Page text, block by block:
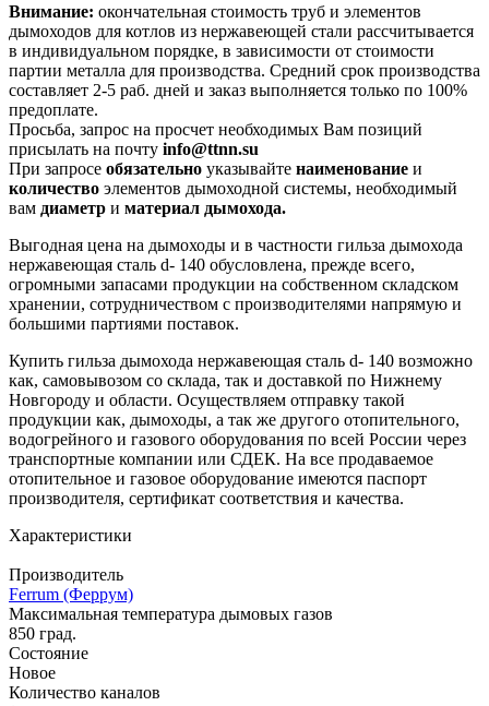
Внимание: окончательная стоимость труб и элементов
дымоходов для котлов из нержавеющей стали рассчитывается
в индивидуальном порядке, в зависимости от стоимости
партии металла для производства. Средний срок производства
составляет 2-5 раб. дней и заказ выполняется только по 100%
предоплате.
Просьба, запрос на просчет необходимых Вам позиций
присылать на почту info@ttnn.su
При запросе обязательно указывайте наименование и
количество элементов дымоходной системы, необходимый
вам диаметр и материал дымохода.
Выгодная цена на дымоходы и в частности гильза дымохода
нержавеющая сталь d- 140 обусловлена, прежде всего,
огромными запасами продукции на собственном складском
хранении, сотрудничеством с производителями напрямую и
большими партиями поставок.
Купить гильза дымохода нержавеющая сталь d- 140 возможно
как, самовывозом со склада, так и доставкой по Нижнему
Новгороду и области. Осуществляем отправку такой
продукции как, дымоходы, а так же другого отопительного,
водогрейного и газового оборудования по всей России через
транспортные компании или СДЕК. На все продаваемое
отопительное и газовое оборудование имеются паспорт
производителя, сертификат соответствия и качества.
Характеристики
Производитель
Ferrum (Феррум)
Максимальная температура дымовых газов
850 град.
Состояние
Новое
Количество каналов